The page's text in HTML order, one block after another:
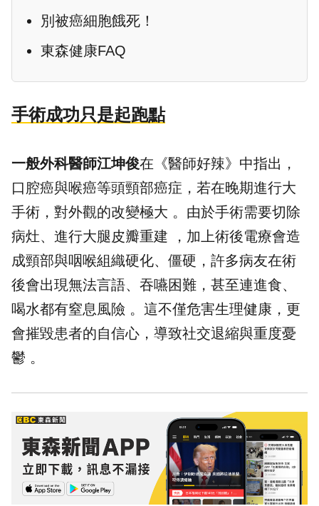
別被癌細胞餓死！
東森健康FAQ
手術成功只是起跑點
一般外科醫師江坤俊在《醫師好辣》中指出，
口腔癌與喉癌等頭頸部癌症，若在晚期進行大
手術，對外觀的改變極大 。由於手術需要切除
病灶、進行大腿皮瓣重建 ，加上術後電療會造
成頸部與咽喉組織硬化、僵硬，許多病友在術
後會出現無法言語、吞嚥困難，甚至連進食、
喝水都有窒息風險 。這不僅危害生理健康，更
會摧毀患者的自信心，導致社交退縮與重度憂
鬱 。